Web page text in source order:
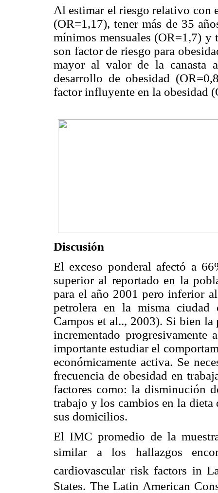
Al estimar el riesgo relativo con
(OR=1,17), tener más de 35
mínimos mensuales (OR=1,7) y
son factor de riesgo para
mayor al valor de la canasta
desarrollo de obesidad
factor influyente en la obesidad
Discusión
El exceso ponderal afectó a
superior al reportado en la
para el año 2001 pero inferior
petrolera en la misma
Campos et al.., 2003). Si bien la
incrementado
importante estudiar el
económicamente activa. Se
frecuencia de obesidad en
factores como: la disminución
trabajo y los cambios en la dieta
sus domicilios.
El IMC promedio de la
similar a los hallazgos
cardiovascular risk factors in
States. The Latin American